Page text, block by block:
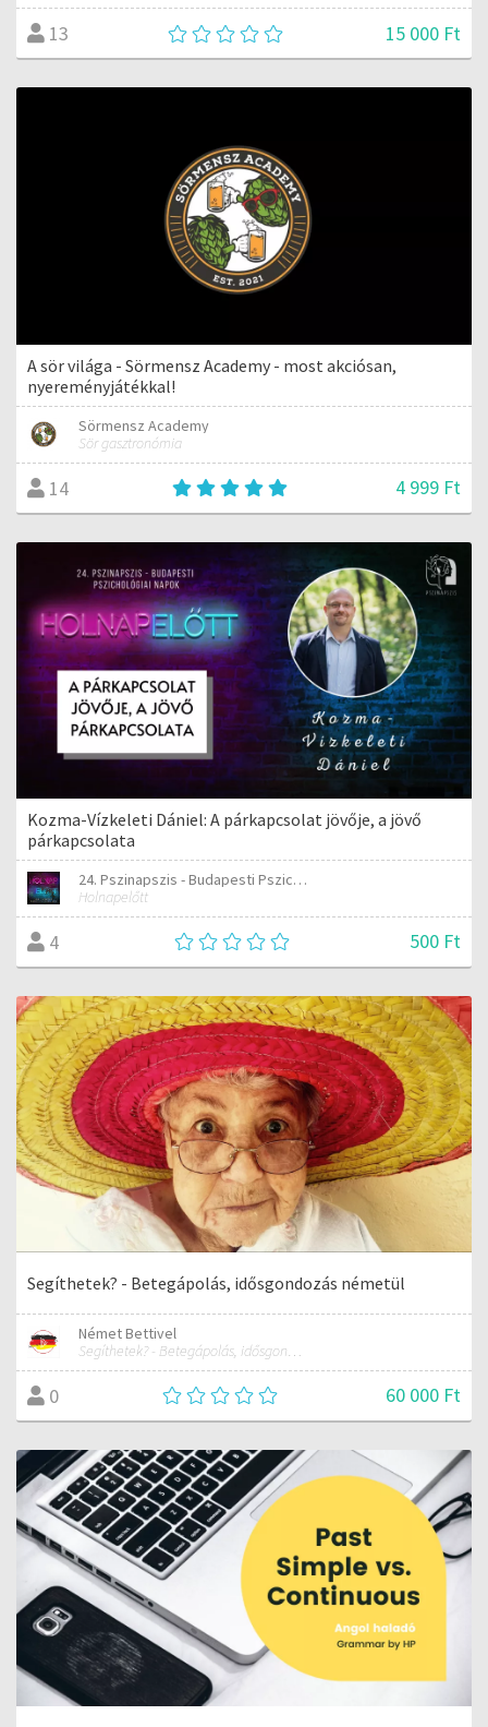
13 15 000 Ft
A sör világa - Sörmensz Academy - most akciósan,
nyereményjátékkal!
Sörmensz Academy
Sör gasztronómia
14 4 999 Ft
Kozma-Vízkeleti Dániel: A párkapcsolat jövője, a jövő
párkapcsolata
24. Pszinapszis - Budapesti Pszichológiai Napok
Holnapelőtt
4 500 Ft
Segíthetek? - Betegápolás, idősgondozás németül
Német Bettivel
Segíthetek? - Betegápolás, idősgondozás németül
0 60 000 Ft